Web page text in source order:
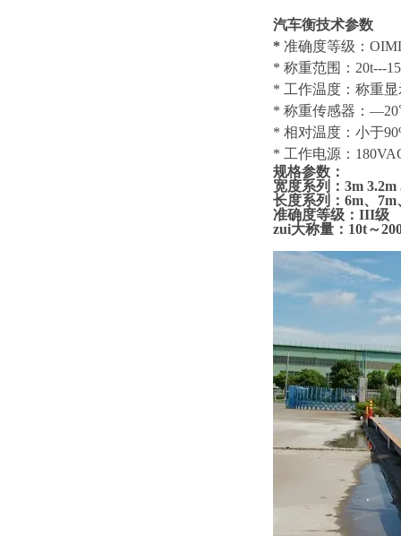
汽车衡技术参数
* 准确度等级：
* 称重范围：
* 工作温度：称
* 称重传感器
* 相对温度：
* 工作电源：
规格参数 ：
宽度系列：3m 3.2m
长度系列：6m、7m
准确度等级：III级
zui大称量：10t～20